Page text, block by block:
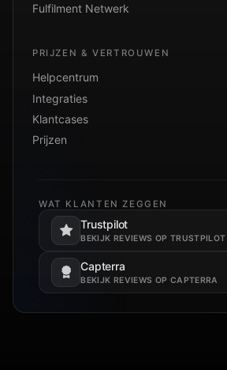
Fulfilment Netwerk
PRIJZEN & VERTROUWEN
Helpcentrum
Integraties
Klantcases
Prijzen
WAT KLANTEN ZEGGEN
Trustpilot
BEKIJK REVIEWS OP TRUSTPILOT
Opent in een nieuw tabblad.
Capterra
BEKIJK REVIEWS OP CAPTERRA
Opent in een nieuw tabblad.